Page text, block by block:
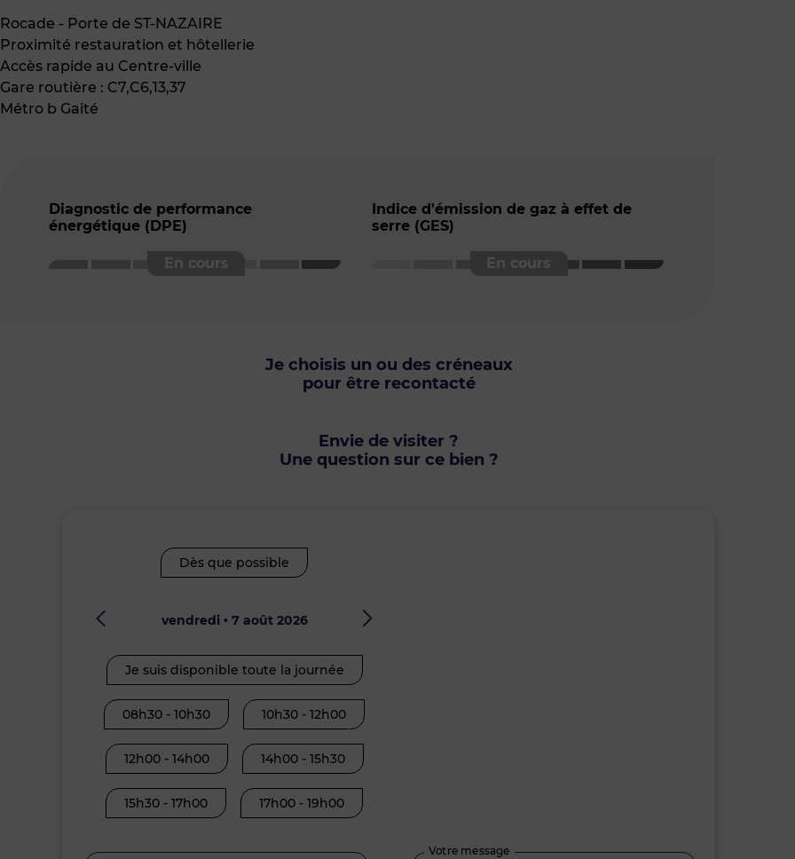
Rocade - Porte de ST-NAZAIRE
Proximité restauration et hôtellerie
Accès rapide au Centre-ville
Gare routière : C7,C6,13,37
Métro b Gaité
Diagnostic de performance
énergétique (DPE)
Indice d'émission de gaz à effet de
serre (GES)
Je choisis un ou des créneaux
pour être recontacté
Envie de visiter ?
Une question sur ce bien ?
Dès que possible
vendredi • 7 août 2026
Je suis disponible toute la journée
08h30 - 10h30 10h30 - 12h00
12h00 - 14h00 14h00 - 15h30
15h30 - 17h00 17h00 - 19h00
Votre message